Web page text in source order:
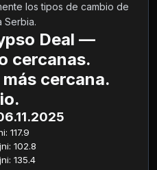
los tipos de cambio de
Serbia.
Deal —
cercanas.
cercana.
117.9
102.8
135.4